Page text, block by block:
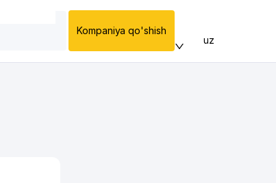
Kompaniya qo'shish
uz